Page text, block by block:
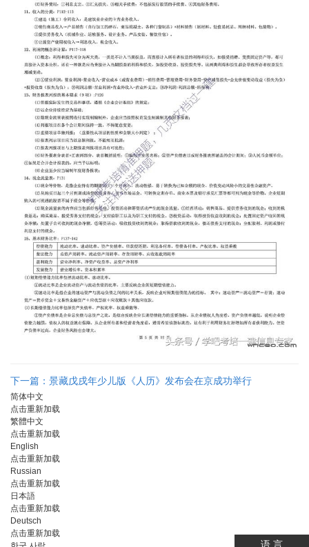
下一篇：景藏戊戌年少儿版《人历》发布会在京成功举行
语 言
简体中文
点击重新加载
繁體中文
点击重新加载
English
点击重新加载
Russian
点击重新加载
日本語
点击重新加载
Deutsch
点击重新加载